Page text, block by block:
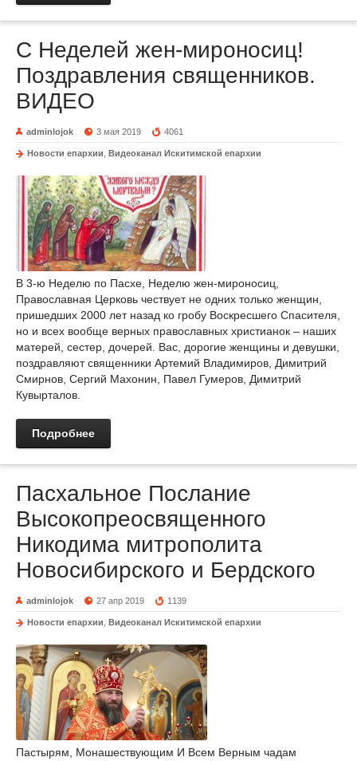
С Неделей жен-мироносиц!
Поздравления священников.
ВИДЕО
adminlojok 3 мая 2019 4061
Новости епархии Видеоканал Искитимской епархии
В 3-ю Неделю по Пасхе, Неделю жен-мироносиц,
Православная Церковь чествует не одних только женщин,
пришедших 2000 лет назад ко гробу Воскресшего Спасителя,
но и всех вообще верных православных христианок – наших
матерей, сестер, дочерей. Вас, дорогие женщины и девушки,
поздравляют священники Артемий Владимиров, Димитрий
Смирнов, Сергий Махонин, Павел Гумеров, Димитрий
Кувырталов.
Подробнее
Пасхальное Послание
Высокопреосвященного
Никодима митрополита
Новосибирского и Бердского
adminlojok 27 апр 2019 1139
Новости епархии Видеоканал Искитимской епархии
Пастырям, Монашествующим И Всем Верным чадам